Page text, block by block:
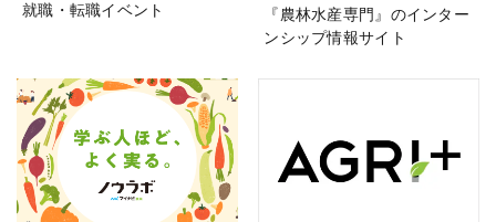
就職・転職イベント
『農林水産専門』のインター
ンシップ情報サイト